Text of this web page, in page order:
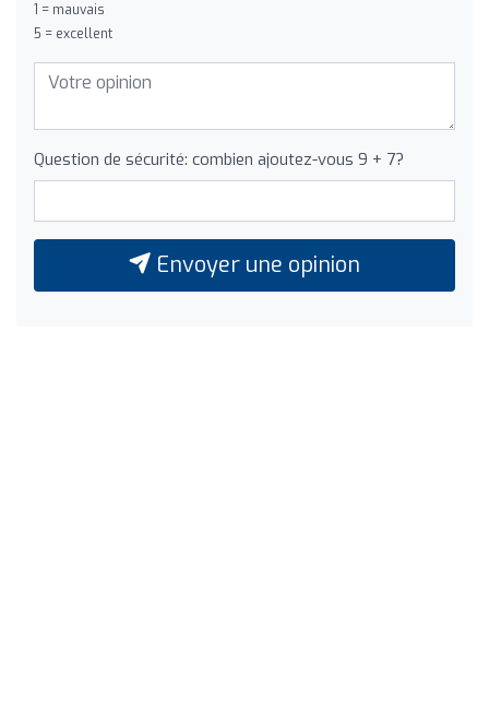
1 = mauvais
5 = excellent
Question de sécurité: combien ajoutez-vous 9 + 7?
Envoyer une opinion